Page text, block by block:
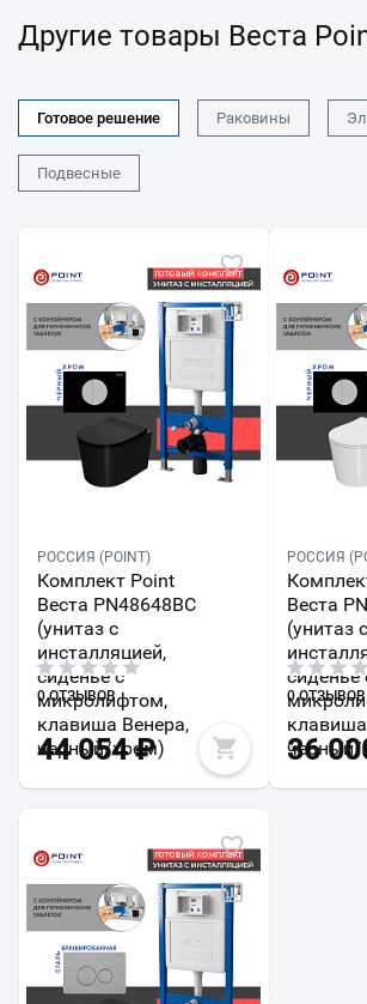
Другие товары Веста
Готовое решение Раковины
Подвесные
РОССИЯ (POINT)
Комплект Point
Веста PN48648BC
(унитаз с
инсталляцией,
сиденье с
микролифтом,
клавиша Венера,
черный/хром)
0 ОТЗЫВОВ
44 054₽
РОССИЯ
Веста
(унитаз с
сиденье
черный/
0 ОТЗЫВОВ
36